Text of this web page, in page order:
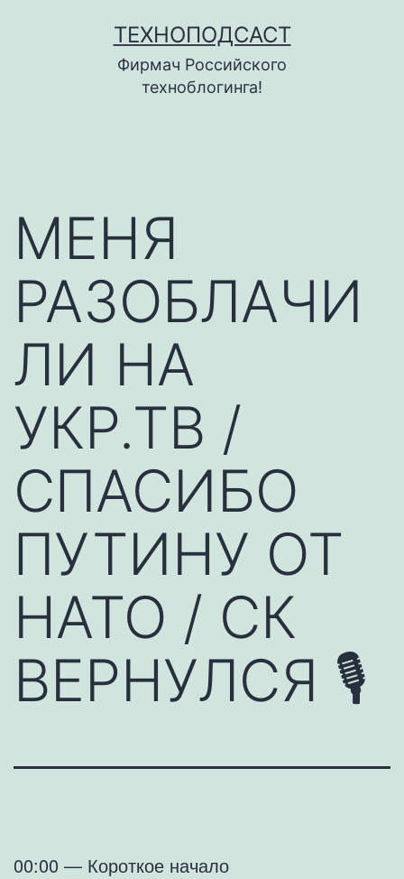
ТЕХНОПОДСАСТ
Фирмач Российского
техноблогинга!
МЕНЯ
РАЗОБЛАЧИ
ЛИ НА
УКР.ТВ /
СПАСИБО
ПУТИНУ ОТ
НАТО / СК
ВЕРНУЛСЯ 🎙
00:00 — Короткое начало